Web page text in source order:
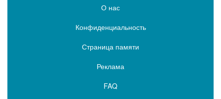
О нас
Конфиденциальность
Страница памяти
Реклама
FAQ